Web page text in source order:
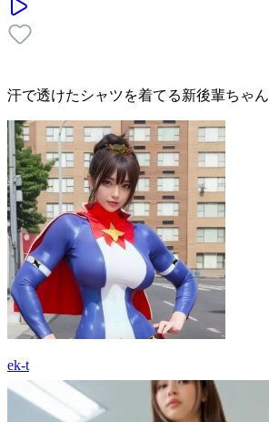
汗で透けたシャツを着てる新後輩ちゃん
ek-t
16